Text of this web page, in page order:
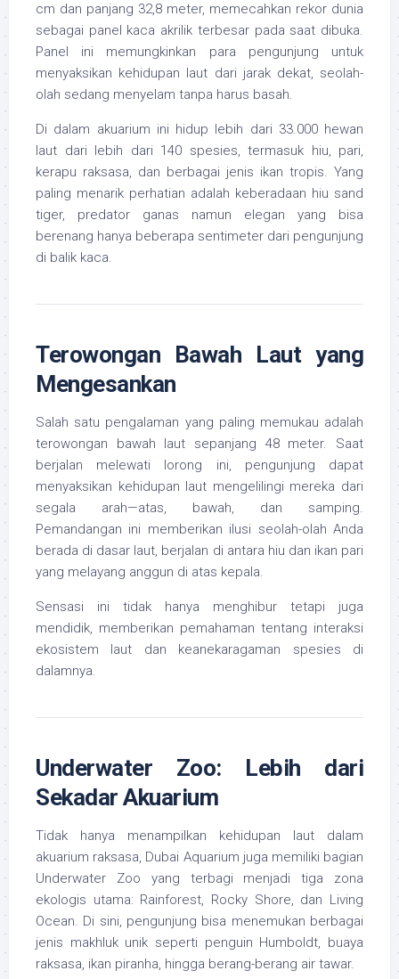
cm dan panjang 32,8 meter, memecahkan rekor dunia
sebagai panel kaca akrilik terbesar pada saat dibuka.
Panel ini memungkinkan para pengunjung untuk
menyaksikan kehidupan laut dari jarak dekat, seolah-
olah sedang menyelam tanpa harus basah.
Di dalam akuarium ini hidup lebih dari 33.000 hewan
laut dari lebih dari 140 spesies, termasuk hiu, pari,
kerapu raksasa, dan berbagai jenis ikan tropis. Yang
paling menarik perhatian adalah keberadaan hiu sand
tiger, predator ganas namun elegan yang bisa
berenang hanya beberapa sentimeter dari pengunjung
di balik kaca.
Terowongan Bawah Laut yang
Mengesankan
Salah satu pengalaman yang paling memukau adalah
terowongan bawah laut sepanjang 48 meter. Saat
berjalan melewati lorong ini, pengunjung dapat
menyaksikan kehidupan laut mengelilingi mereka dari
segala arah—atas, bawah, dan samping.
Pemandangan ini memberikan ilusi seolah-olah Anda
berada di dasar laut, berjalan di antara hiu dan ikan pari
yang melayang anggun di atas kepala.
Sensasi ini tidak hanya menghibur tetapi juga
mendidik, memberikan pemahaman tentang interaksi
ekosistem laut dan keanekaragaman spesies di
dalamnya.
Underwater Zoo: Lebih dari
Sekadar Akuarium
Tidak hanya menampilkan kehidupan laut dalam
akuarium raksasa, Dubai Aquarium juga memiliki bagian
Underwater Zoo yang terbagi menjadi tiga zona
ekologis utama: Rainforest, Rocky Shore, dan Living
Ocean. Di sini, pengunjung bisa menemukan berbagai
jenis makhluk unik seperti penguin Humboldt, buaya
raksasa, ikan piranha, hingga berang-berang air tawar.